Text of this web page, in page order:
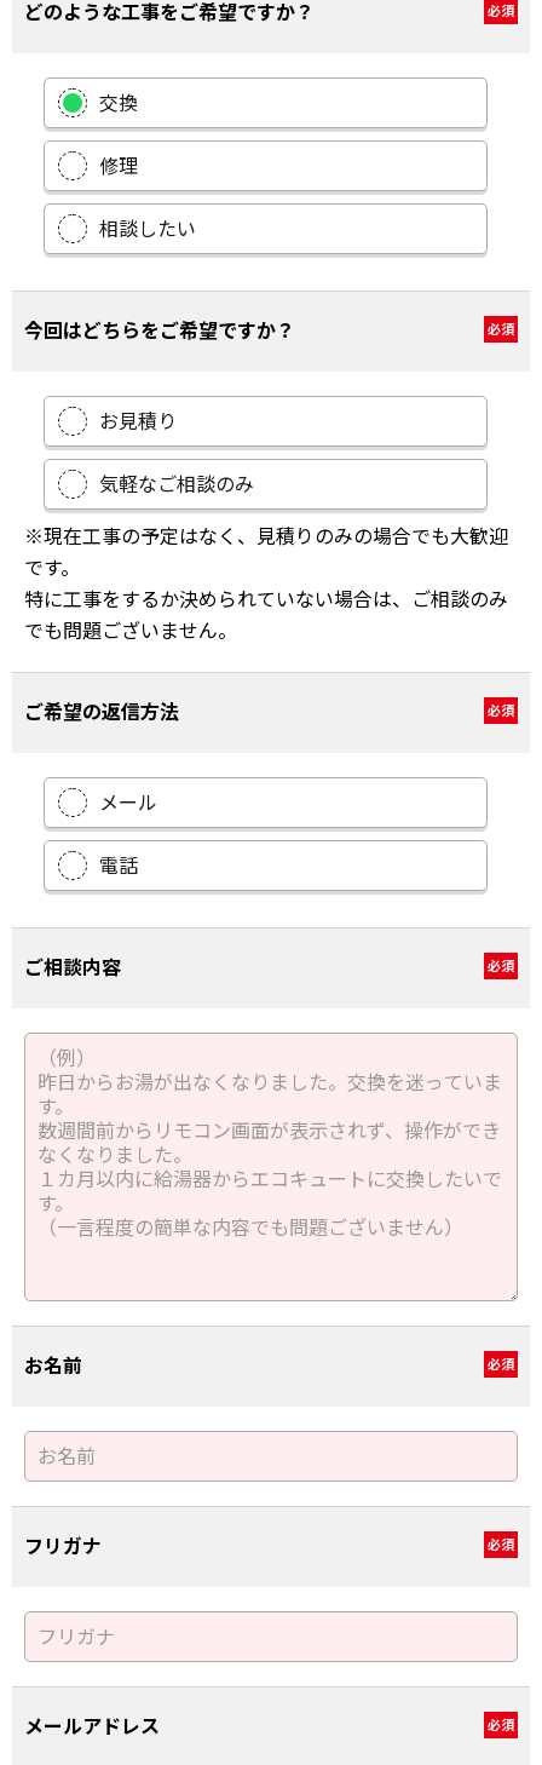
どのような工事をご希望ですか？ 必須
交換
修理
相談したい
今回はどちらをご希望ですか？ 必須
お見積り
気軽なご相談のみ
※現在工事の予定はなく、見積りのみの場合でも大歓迎
です。
特に工事をするか決められていない場合は、ご相談のみ
でも問題ございません。
ご希望の返信方法 必須
メール
電話
ご相談内容 必須
お名前 必須
フリガナ 必須
メールアドレス 必須